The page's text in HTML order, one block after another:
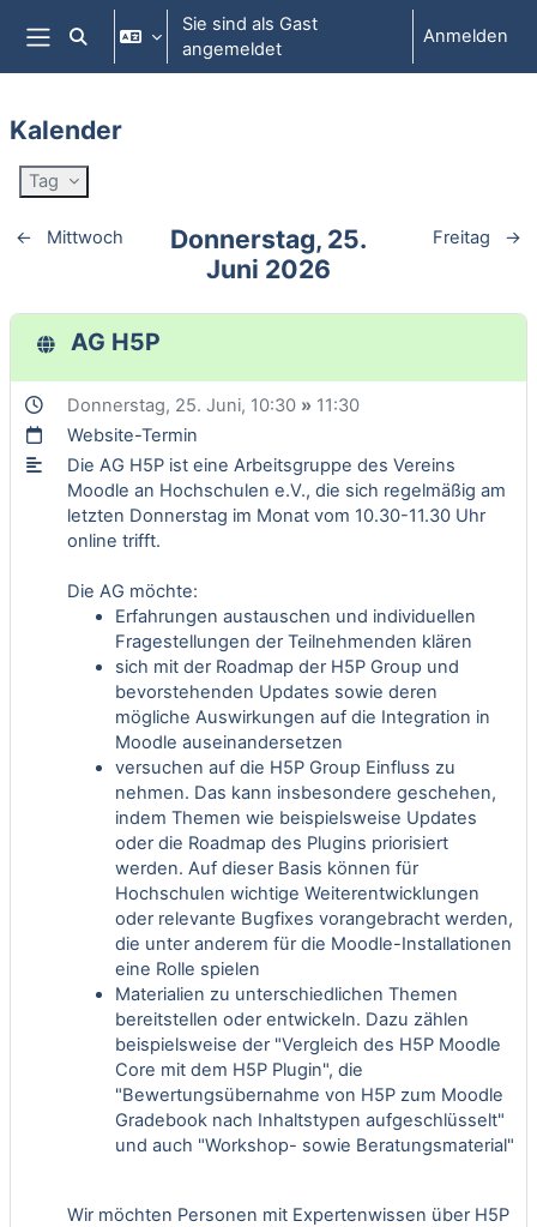
Zum Hauptinhalt
Website-Übersicht
Sucheingabe umschalten
Sie sind als Gast
angemeldet
Anmelden
Kalender
Tag
← Mittwoch
Donnerstag, 25.
Juni 2026
Freitag →
AG H5P
Donnerstag, 25. Juni, 10:30 »11:30
Website-Termin
Die AG H5P ist eine Arbeitsgruppe des Vereins
Moodle an Hochschulen e.V., die sich regelmäßig am
letzten Donnerstag im Monat vom 10.30-11.30 Uhr
online trifft.
Die AG möchte:
Erfahrungen austauschen und individuellen
Fragestellungen der Teilnehmenden klären
sich mit der Roadmap der H5P Group und
bevorstehenden Updates sowie deren
mögliche Auswirkungen auf die Integration in
Moodle auseinandersetzen
versuchen auf die H5P Group Einfluss zu
nehmen. Das kann insbesondere geschehen,
indem Themen wie beispielsweise Updates
oder die Roadmap des Plugins priorisiert
werden. Auf dieser Basis können für
Hochschulen wichtige Weiterentwicklungen
oder relevante Bugfixes vorangebracht werden,
die unter anderem für die Moodle-Installationen
eine Rolle spielen
Materialien zu unterschiedlichen Themen
bereitstellen oder entwickeln. Dazu zählen
beispielsweise der "Vergleich des H5P Moodle
Core mit dem H5P Plugin", die
"Bewertungsübernahme von H5P zum Moodle
Gradebook nach Inhaltstypen aufgeschlüsselt"
und auch "Workshop- sowie Beratungsmaterial"
Wir möchten Personen mit Expertenwissen über H5P